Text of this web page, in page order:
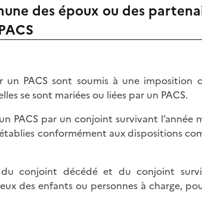
des époux ou des
un PACS sont soumis à une imposition
se sont mariées ou liées par un PACS.
PACS par un conjoint survivant l’année
conformément aux dispositions
conjoint décédé et du conjoint
des enfants ou personnes à charge,